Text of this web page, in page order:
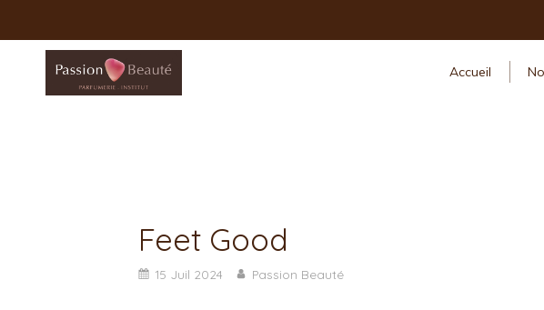
Accueil
Feet Good
15 Juil 2024 Passion Beauté